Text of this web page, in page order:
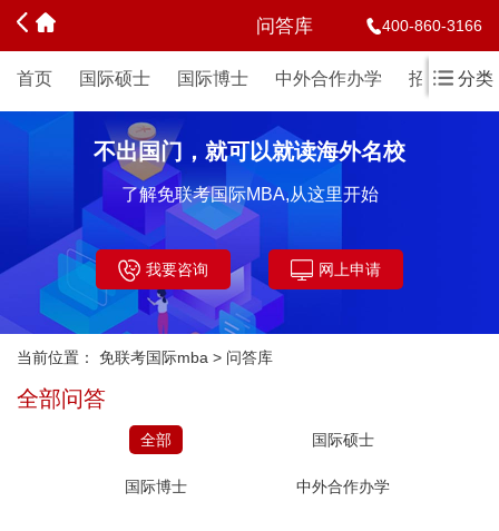
问答库 400-860-3166
首页 国际硕士 国际博士 中外合作办学 招生简章
分类
不出国门，就可以就读海外名校
了解免联考国际MBA,从这里开始
我要咨询 网上申请
当前位置： 免联考国际mba > 问答库
全部问答
全部 国际硕士
国际博士 中外合作办学